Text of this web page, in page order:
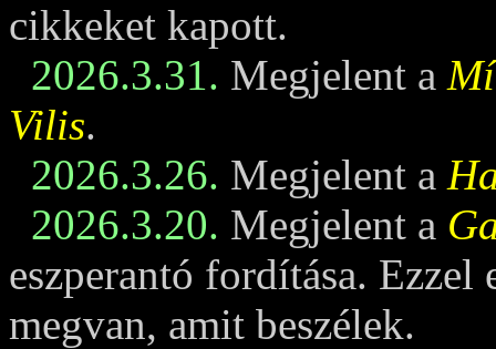
cikkeket kapott.
2026.3.31. Megjelent a
Vilis.
2026.3.26. Megjelent a
2026.3.20. Megjelent a
eszperantó fordítása. Ezzel
megvan, amit beszélek.